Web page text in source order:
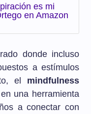
es mi
en Amazon
donde incluso
a estímulos
el mindfulness
una herramienta
a conectar con